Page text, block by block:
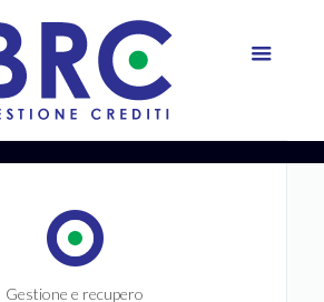
Gestione e recupero